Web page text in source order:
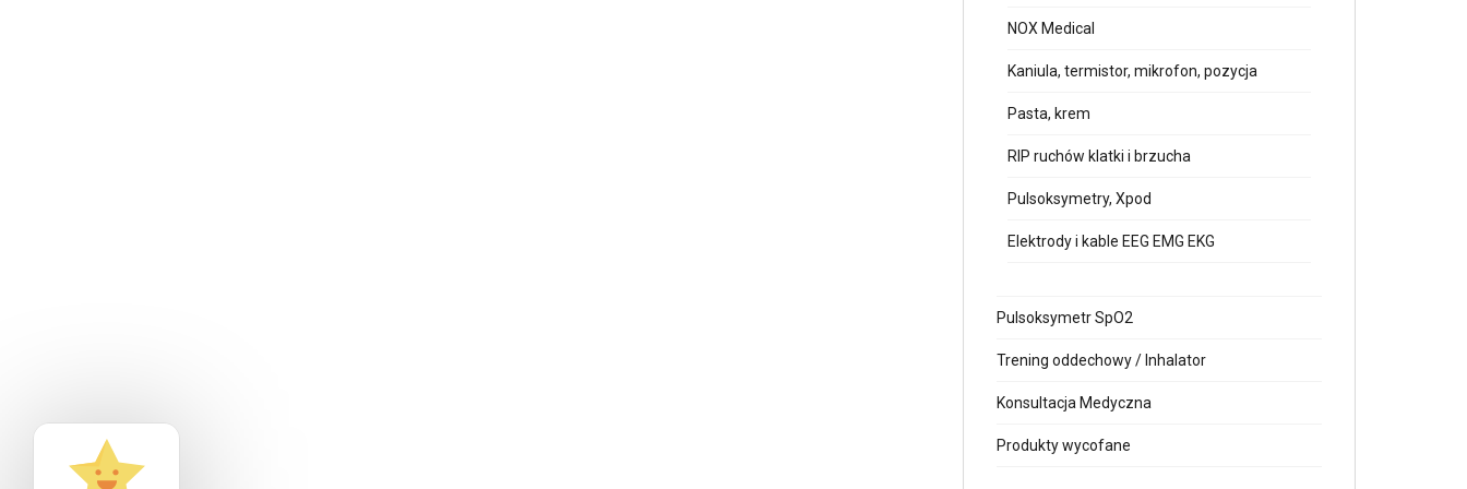
NOX Medical
Kaniula, termistor, mikrofon, pozycja
Pasta, krem
RIP ruchów klatki i brzucha
Pulsoksymetry, Xpod
Elektrody i kable EEG EMG EKG
Pulsoksymetr SpO2
Trening oddechowy / Inhalator
Konsultacja Medyczna
Produkty wycofane